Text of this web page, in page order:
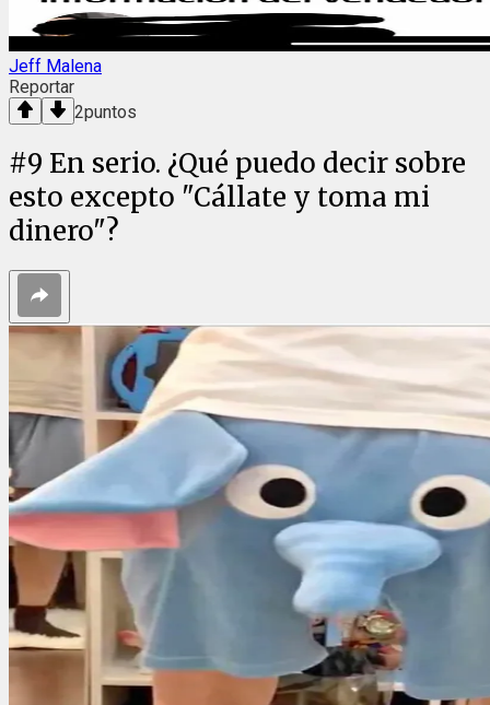
Jeff Malena
Reportar
2puntos
#9 En serio. ¿Qué puedo decir sobre
esto excepto "Cállate y toma mi
dinero"?